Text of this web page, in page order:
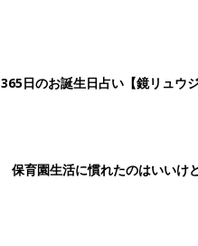
日のお誕生日占い【鏡リュウジ
保育園生活に慣れたのはいいけ
＃91』